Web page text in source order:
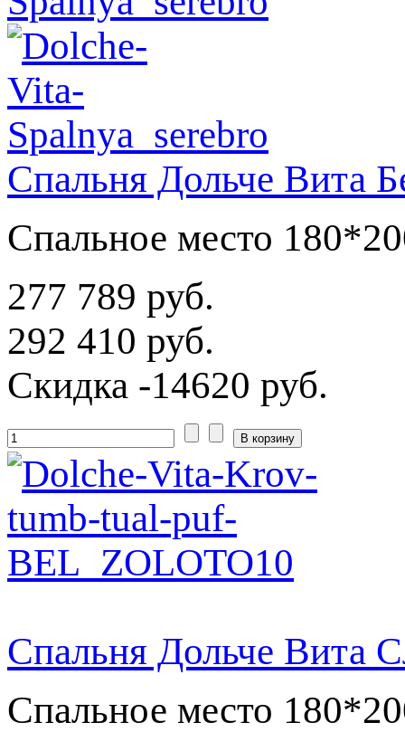
Спальня Дольче Вита
Спальное место
277 789 руб.
292 410 руб.
Скидка -14620 руб.
Спальня Дольче Вита
Спальное место